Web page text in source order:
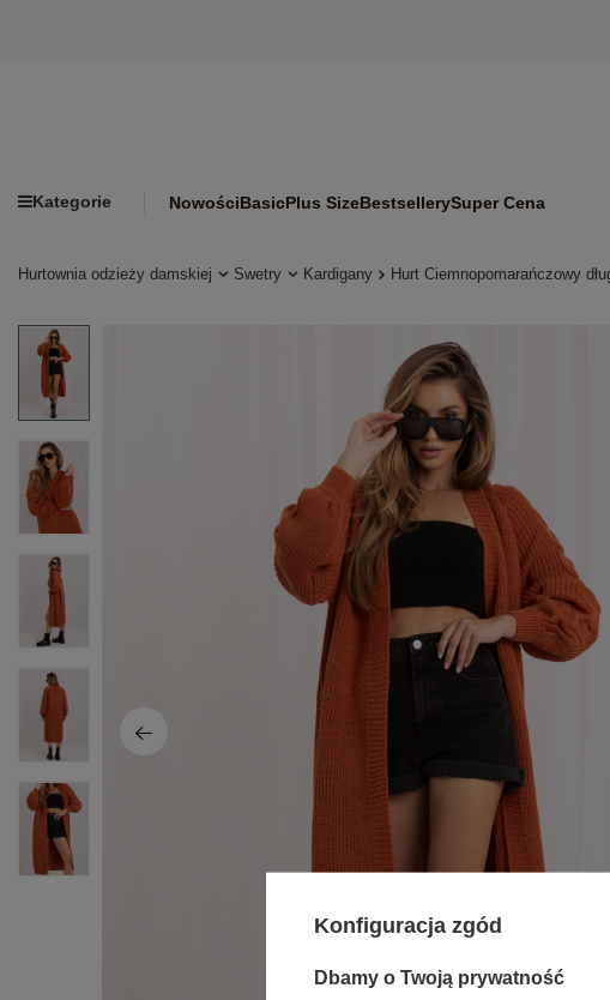
Kategorie NowościBasicPlus SizeBestsellerySuper Cena
Hurtownia odzieży damskiej Swetry Kardigany Hurt Ciemnopomarańczowy
Konfiguracja zgód
Dbamy o Twoją prywatność